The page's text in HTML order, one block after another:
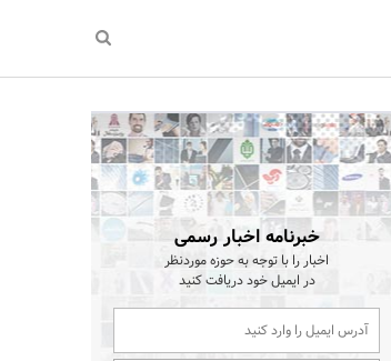
خبرنامه اخبار رسمی
اخبار را با توجه به حوزه موردنظر
در ایمیل خود دریافت کنید